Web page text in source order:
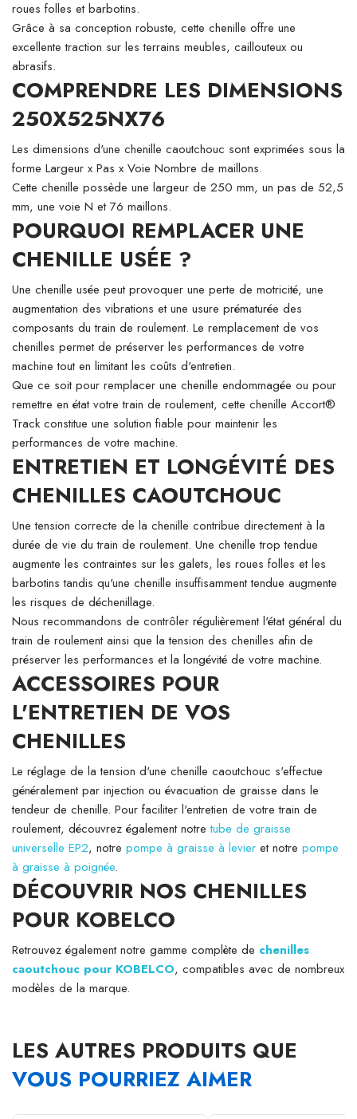
roues folles et barbotins.
Grâce à sa conception robuste, cette chenille offre une
excellente traction sur les terrains meubles, caillouteux ou
abrasifs.
COMPRENDRE LES DIMENSIONS
250X525NX76
Les dimensions d'une chenille caoutchouc sont exprimées sous la
forme Largeur x Pas x Voie Nombre de maillons.
Cette chenille possède une largeur de 250 mm, un pas de 52,5
mm, une voie N et 76 maillons.
POURQUOI REMPLACER UNE
CHENILLE USÉE ?
Une chenille usée peut provoquer une perte de motricité, une
augmentation des vibrations et une usure prématurée des
composants du train de roulement. Le remplacement de vos
chenilles permet de préserver les performances de votre
machine tout en limitant les coûts d'entretien.
Que ce soit pour remplacer une chenille endommagée ou pour
remettre en état votre train de roulement, cette chenille Accort®
Track constitue une solution fiable pour maintenir les
performances de votre machine.
ENTRETIEN ET LONGÉVITÉ DES
CHENILLES CAOUTCHOUC
Une tension correcte de la chenille contribue directement à la
durée de vie du train de roulement. Une chenille trop tendue
augmente les contraintes sur les galets, les roues folles et les
barbotins tandis qu'une chenille insuffisamment tendue augmente
les risques de déchenillage.
Nous recommandons de contrôler régulièrement l'état général du
train de roulement ainsi que la tension des chenilles afin de
préserver les performances et la longévité de votre machine.
ACCESSOIRES POUR
L'ENTRETIEN DE VOS
CHENILLES
Le réglage de la tension d'une chenille caoutchouc s'effectue
généralement par injection ou évacuation de graisse dans le
tendeur de chenille. Pour faciliter l'entretien de votre train de
roulement, découvrez également notretube de graisse
universelle EP2, notre pompe à graisse à levier et notre pompe
à graisse à poignée.
DÉCOUVRIR NOS CHENILLES
POUR KOBELCO
Retrouvez également notre gamme complète de chenilles
caoutchouc pour KOBELCO, compatibles avec de nombreux
modèles de la marque.
LES AUTRES PRODUITS QUE
VOUS POURRIEZ AIMER